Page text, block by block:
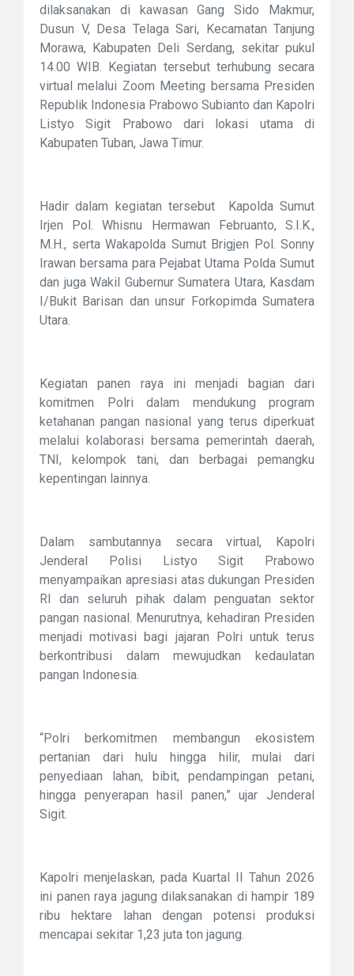
dilaksanakan di kawasan Gang Sido Makmur,
Dusun V, Desa Telaga Sari, Kecamatan Tanjung
Morawa, Kabupaten Deli Serdang, sekitar pukul
14.00 WIB. Kegiatan tersebut terhubung secara
virtual melalui Zoom Meeting bersama Presiden
Republik Indonesia Prabowo Subianto dan Kapolri
Listyo Sigit Prabowo dari lokasi utama di
Kabupaten Tuban, Jawa Timur.
Hadir dalam kegiatan tersebut Kapolda Sumut
Irjen Pol. Whisnu Hermawan Februanto, S.I.K.,
M.H., serta Wakapolda Sumut Brigjen Pol. Sonny
Irawan bersama para Pejabat Utama Polda Sumut
dan juga Wakil Gubernur Sumatera Utara, Kasdam
I/Bukit Barisan dan unsur Forkopimda Sumatera
Utara.
Kegiatan panen raya ini menjadi bagian dari
komitmen Polri dalam mendukung program
ketahanan pangan nasional yang terus diperkuat
melalui kolaborasi bersama pemerintah daerah,
TNI, kelompok tani, dan berbagai pemangku
kepentingan lainnya.
Dalam sambutannya secara virtual, Kapolri
Jenderal Polisi Listyo Sigit Prabowo
menyampaikan apresiasi atas dukungan Presiden
RI dan seluruh pihak dalam penguatan sektor
pangan nasional. Menurutnya, kehadiran Presiden
menjadi motivasi bagi jajaran Polri untuk terus
berkontribusi dalam mewujudkan kedaulatan
pangan Indonesia.
“Polri berkomitmen membangun ekosistem
pertanian dari hulu hingga hilir, mulai dari
penyediaan lahan, bibit, pendampingan petani,
hingga penyerapan hasil panen,” ujar Jenderal
Sigit.
Kapolri menjelaskan, pada Kuartal II Tahun 2026
ini panen raya jagung dilaksanakan di hampir 189
ribu hektare lahan dengan potensi produksi
mencapai sekitar 1,23 juta ton jagung.